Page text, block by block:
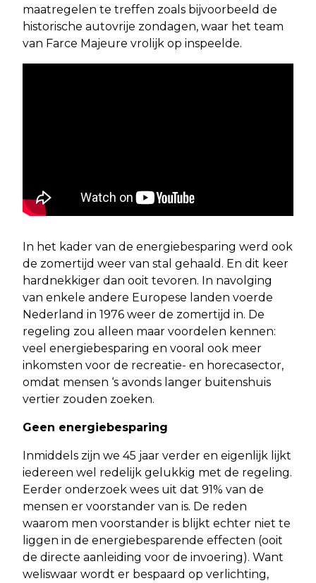
maatregelen te treffen zoals bijvoorbeeld de
historische autovrije zondagen, waar het team
van Farce Majeure vrolijk op inspeelde.
In het kader van de energiebesparing werd ook
de zomertijd weer van stal gehaald. En dit keer
hardnekkiger dan ooit tevoren. In navolging
van enkele andere Europese landen voerde
Nederland in 1976 weer de zomertijd in. De
regeling zou alleen maar voordelen kennen:
veel energiebesparing en vooral ook meer
inkomsten voor de recreatie- en horecasector,
omdat mensen ‘s avonds langer buitenshuis
vertier zouden zoeken.
Geen energiebesparing
Inmiddels zijn we 45 jaar verder en eigenlijk lijkt
iedereen wel redelijk gelukkig met de regeling.
Eerder onderzoek wees uit dat 91% van de
mensen er voorstander van is. De reden
waarom men voorstander is blijkt echter niet te
liggen in de energiebesparende effecten (ooit
de directe aanleiding voor de invoering). Want
weliswaar wordt er bespaard op verlichting,